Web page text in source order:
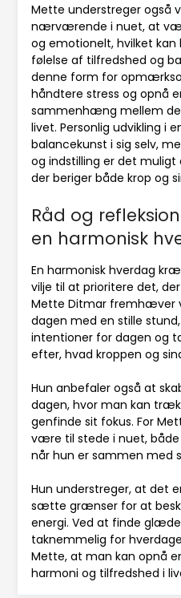
Mette understreger også
nærværende i nuet, at
og emotionelt, hvilket kan
følelse af tilfredshed og
denne form for
håndtere stress og opnå
sammenhæng mellem de
livet. Personlig udvikling i
balancekunst i sig selv,
og indstilling er det muligt
der beriger både krop og
Råd og
en harmonisk
En harmonisk hverdag
vilje til at prioritere det,
Mette Ditmar fremhæver
dagen med en stille
intentioner for dagen og
efter, hvad kroppen og
Hun anbefaler også at
dagen, hvor man kan
genfinde sit fokus. For
være til stede i nuet, både
når hun er sammen med
Hun understreger, at det
sætte grænser for at
energi. Ved at finde
taknemmelig for
Mette, at man kan opnå
harmoni og tilfredshed i